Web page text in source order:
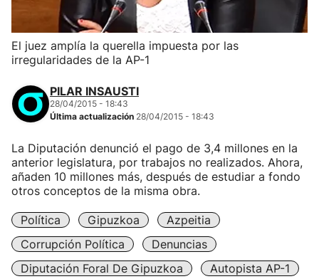
El juez amplía la querella impuesta por las
irregularidades de la AP-1
PILAR INSAUSTI
28/04/2015 - 18:43
Última actualización 28/04/2015 - 18:43
La Diputación denunció el pago de 3,4 millones en la
anterior legislatura, por trabajos no realizados. Ahora,
añaden 10 millones más, después de estudiar a fondo
otros conceptos de la misma obra.
Política Gipuzkoa
Azpeitia
Corrupción Política
Denuncias
Diputación Foral De Gipuzkoa
Autopista AP-1